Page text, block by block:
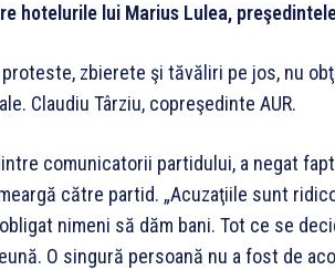
hotelurile lui Marius Lulea,
zbierete şi tăvăliri pe jos, nu
Claudiu Târziu, copreşedinte AUR.
comunicatorii partidului, a negat
către partid. „Acuzaţiile sunt
nimeni să dăm bani. Tot ce se
O singură persoană nu a fost de